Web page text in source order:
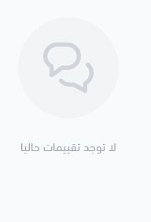
لا توجد تقييمات حاليا